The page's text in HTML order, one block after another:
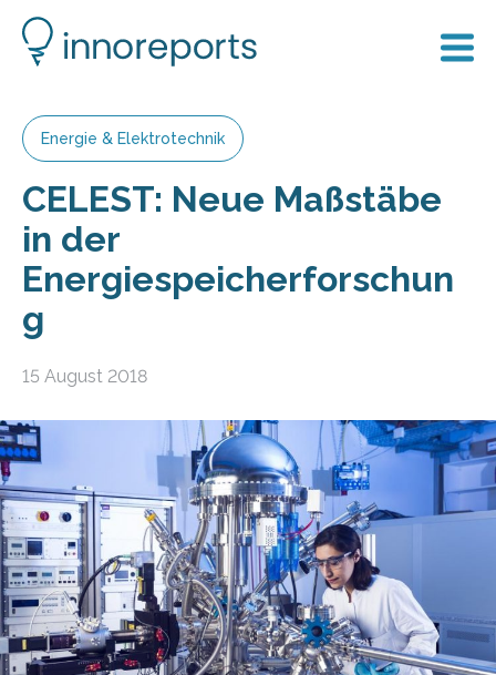
Energie & Elektrotechnik
CELEST: Neue Maßstäbe
in der
Energiespeicherforschun
g
15 August 2018